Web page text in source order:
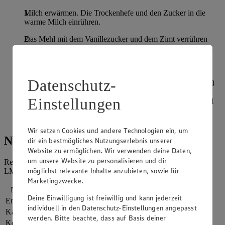
Milch erwärmen. Die Trockenhefe und den Zucker in die
warme Milch einrühren.
Das Mehl mit dem Vanillezucker und dem Zimt verrühren
und die Mischung nach einigen Minuten in die Milch-Hefe-
Abgedeckt für ca. 1 Stunde gehen lassen. Anschließend in 8
Portionen teilen und jeweils in einen ca. 3cm breiten Strang
rollen. Diesen wie eine Spirale um einen Stock wickeln und
10 bis 15 Minuten über dem Feuer halten. Dabei immer
Nährwerte
Referenzmenge für einen durchschnittlichen Erwachsenen laut
LMIV (8.400 kJ/2.000 kcal).
Nährwerte
Energie
2.113 kj (25 %)
Kalorien
505 kcal (25 %)
Kohlenhydrate 97 g
Datenschutz-
Einstellungen
Wir setzen Cookies und andere Technologien ein, um
dir ein bestmögliches Nutzungserlebnis unserer
Website zu ermöglichen. Wir verwenden deine Daten,
um unsere Website zu personalisieren und dir
möglichst relevante Inhalte anzubieten, sowie für
Marketingzwecke.
Deine Einwilligung ist freiwillig und kann jederzeit
individuell in den Datenschutz-Einstellungen angepasst
werden. Bitte beachte, dass auf Basis deiner